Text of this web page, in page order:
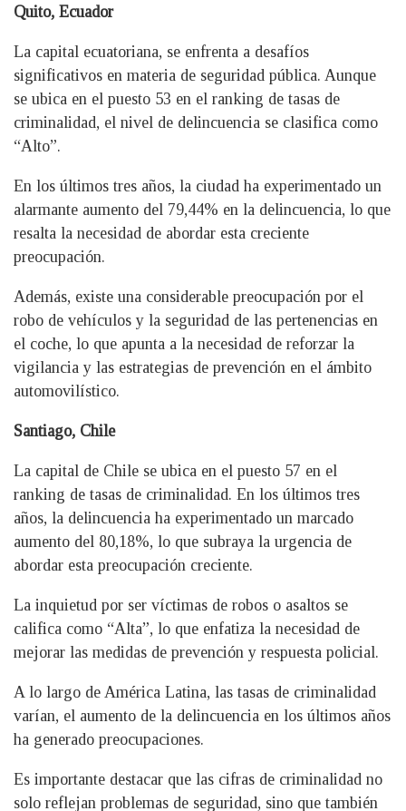
Quito, Ecuador
La capital ecuatoriana, se enfrenta a desafíos
significativos en materia de seguridad pública. Aunque
se ubica en el puesto 53 en el ranking de tasas de
criminalidad, el nivel de delincuencia se clasifica como
“Alto”.
En los últimos tres años, la ciudad ha experimentado un
alarmante aumento del 79,44% en la delincuencia, lo que
resalta la necesidad de abordar esta creciente
preocupación.
Además, existe una considerable preocupación por el
robo de vehículos y la seguridad de las pertenencias en
el coche, lo que apunta a la necesidad de reforzar la
vigilancia y las estrategias de prevención en el ámbito
automovilístico.
Santiago, Chile
La capital de Chile se ubica en el puesto 57 en el
ranking de tasas de criminalidad. En los últimos tres
años, la delincuencia ha experimentado un marcado
aumento del 80,18%, lo que subraya la urgencia de
abordar esta preocupación creciente.
La inquietud por ser víctimas de robos o asaltos se
califica como “Alta”, lo que enfatiza la necesidad de
mejorar las medidas de prevención y respuesta policial.
A lo largo de América Latina, las tasas de criminalidad
varían, el aumento de la delincuencia en los últimos años
ha generado preocupaciones.
Es importante destacar que las cifras de criminalidad no
solo reflejan problemas de seguridad, sino que también